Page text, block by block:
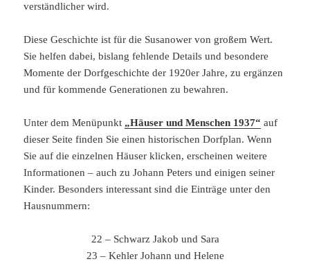
verständlicher wird.
Diese Geschichte ist für die Susanower von großem Wert.
Sie helfen dabei, bislang fehlende Details und besondere
Momente der Dorfgeschichte der 1920er Jahre, zu ergänzen
und für kommende Generationen zu bewahren.
Unter dem Menüpunkt „Häuser und Menschen 1937“ auf
dieser Seite finden Sie einen historischen Dorfplan. Wenn
Sie auf die einzelnen Häuser klicken, erscheinen weitere
Informationen – auch zu Johann Peters und einigen seiner
Kinder. Besonders interessant sind die Einträge unter den
Hausnummern:
22 – Schwarz Jakob und Sara
23 – Kehler Johann und Helene